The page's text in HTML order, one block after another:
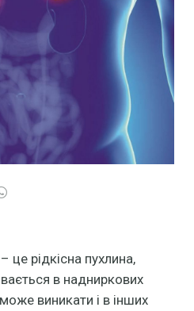
– це рідкісна пухлина,
в надниркових
виникати і в інших